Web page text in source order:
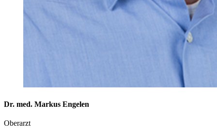
Dr. med. Markus Engelen
Oberarzt